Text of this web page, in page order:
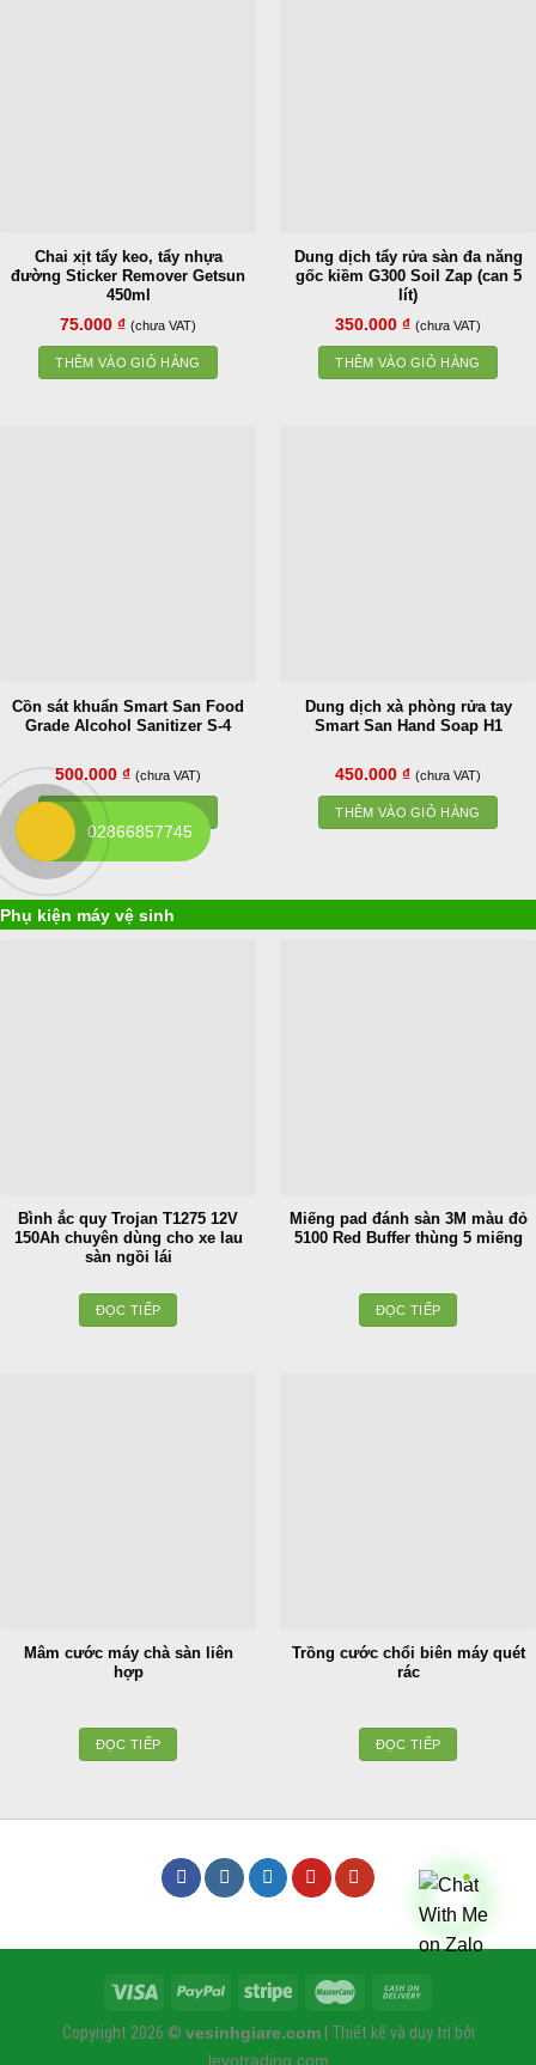
Chai xịt tẩy keo, tẩy nhựa
đường Sticker Remover Getsun
450ml
75.000 ₫ (chưa VAT)
THÊM VÀO GIỎ HÀNG
Dung dịch tẩy rửa sàn đa năng
gốc kiềm G300 Soil Zap (can 5
lít)
350.000 ₫ (chưa VAT)
THÊM VÀO GIỎ HÀNG
Cồn sát khuẩn Smart San Food
Grade Alcohol Sanitizer S-4
500.000 ₫ (chưa VAT)
THÊM VÀO GIỎ HÀNG
Dung dịch xà phòng rửa tay
Smart San Hand Soap H1
450.000 ₫ (chưa VAT)
THÊM VÀO GIỎ HÀNG
Phụ kiện máy vệ sinh
Bình ắc quy Trojan T1275 12V
150Ah chuyên dùng cho xe lau
sàn ngồi lái
ĐỌC TIẾP
Miếng pad đánh sàn 3M màu đỏ
5100 Red Buffer thùng 5 miếng
ĐỌC TIẾP
Mâm cước máy chà sàn liên
hợp
ĐỌC TIẾP
Trồng cước chổi biên máy quét
rác
ĐỌC TIẾP
Copyright 2026 © vesinhgiare.com| Thiết kế và duy trì bởi
levotrading.com
02866857745